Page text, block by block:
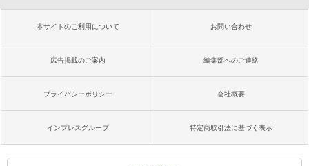
本サイトのご利用について お問い合わせ
広告掲載のご案内 編集部へのご連絡
プライバシーポリシー 会社概要
インプレスグループ 特定商取引法に基づく表示